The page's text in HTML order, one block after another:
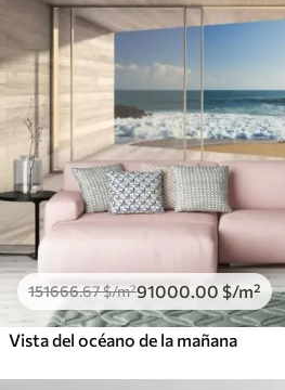
151666.67$/m²91000.00 $/m²
Vista del océano de la mañana